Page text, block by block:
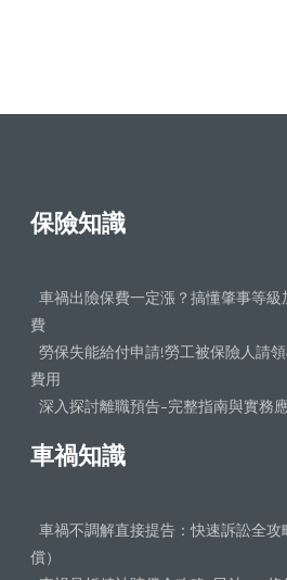
保險知識
車禍出險保費一定漲？搞懂肇事等
費
勞保失能給付申請!勞工被保險人請
費用
深入探討離職預告-完整指南與實務
車禍知識
車禍不調解直接提告：快速訴訟全
償）